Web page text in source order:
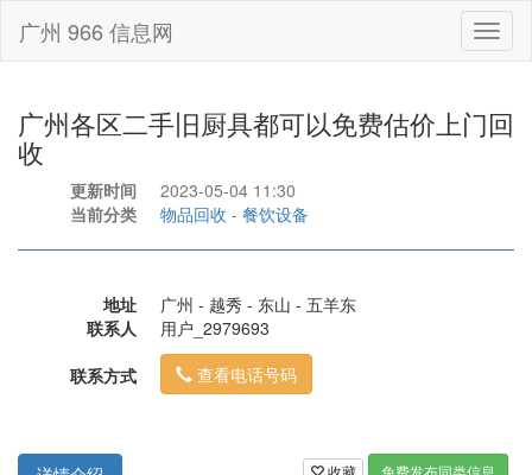
广州 966 信息网
广州各区二手旧厨具都可以免费估价上门回
收
更新时间
2023-05-04 11:30
当前分类
物品回收 - 餐饮设备
地址
广州 - 越秀 - 东山 - 五羊东
联系人
用户_2979693
联系方式
查看电话号码
收藏 免费发布同类信息